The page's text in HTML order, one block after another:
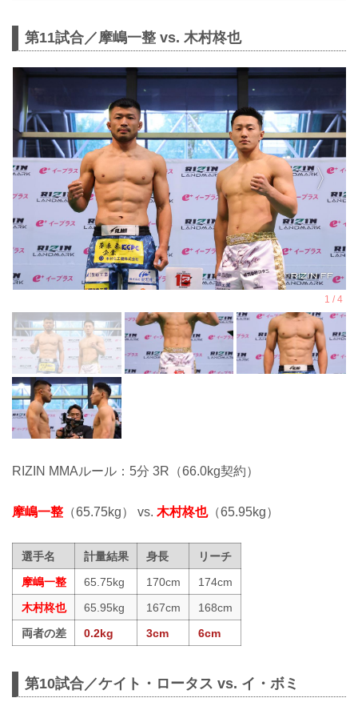
11月3日（月・祝）GLION ARENA
KOBEにて開催されるRIZIN
ヴガール・ケラモフ vs. 松嶋こよみ
は、ケラモフのドクターストップのた
め試合中止となりましたのでお知らせ
いたします。
ケラモフがウィルス性胃腸炎のためド
クターストップ
ヴガール・ケラモフがウィルス性胃腸
炎と診断されドクターストップとなり
ました。よって、ヴガール・ケラモフ
vs. 松嶋こよみの試合は中止となりま
す。
この試合をご期待いただいたファンの
方々には謹ん...
第11試合／摩嶋一整 vs. 木村柊也
RIZIN MMAルール：5分 3R（66.0kg契約）
摩嶋一整 （65.75kg） vs. 木村柊也（65.95kg）
選手名 計量結果 身長
リーチ
摩嶋一整
65.75kg 170cm
174cm
木村柊也
65.95kg 167cm
168cm
両者の差
0.2kg 3cm 6cm
第10試合／ケイト・ロータス vs. イ・ボミ